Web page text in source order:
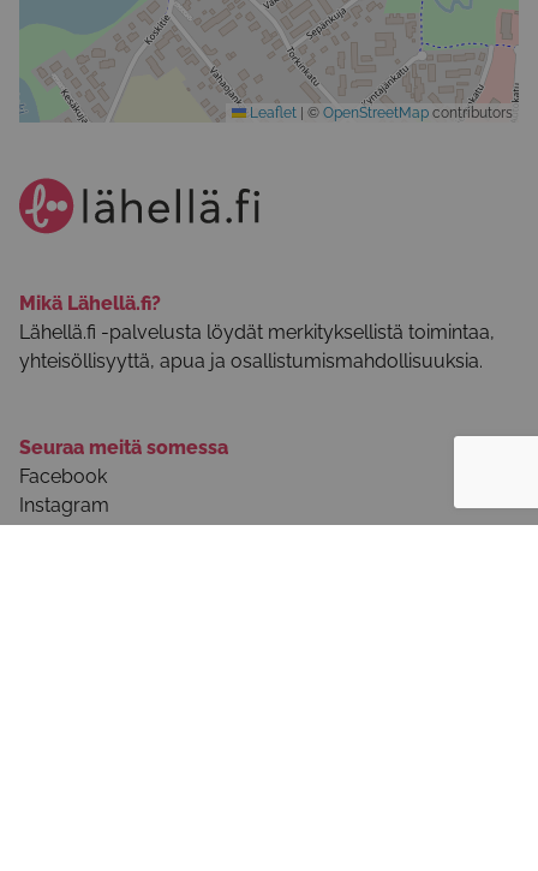
Leaflet © OpenStreetMap contributors
Mikä Lähellä.fi?
Lähellä.fi -palvelusta löydät merkityksellistä toimintaa,
yhteisöllisyyttä, apua ja osallistumismahdollisuuksia.
Seuraa meitä somessa
Facebook
Instagram